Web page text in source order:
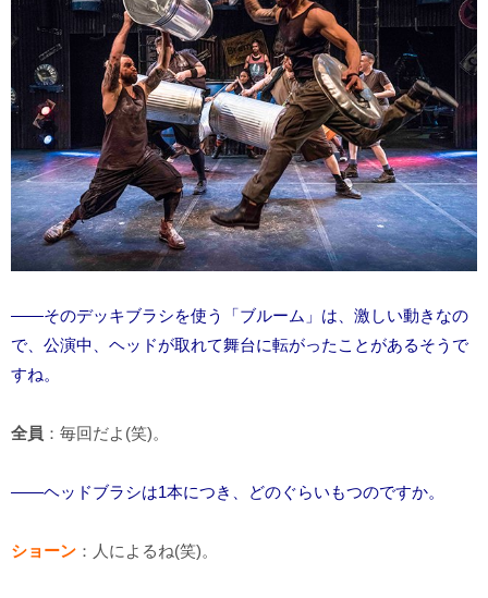
――そのデッキブラシを使う「ブルーム」は、激しい動きなの
で、公演中、ヘッドが取れて舞台に転がったことがあるそうで
すね。
全員 ：毎回だよ(笑)。
――ヘッドブラシは1本につき、どのぐらいもつのですか。
ショーン ：人によるね(笑)。